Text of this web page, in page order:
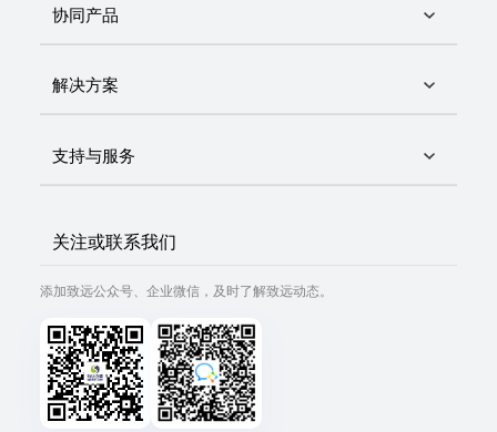
协同产品
解决方案
支持与服务
关注或联系我们
添加致远公众号、企业微信，及时了解致远动态。